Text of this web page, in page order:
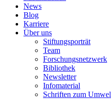
News
Blog
Karriere
Über uns
Stiftungsporträt
Team
Forschungsnetzwerk
Bibliothek
Newsletter
Infomaterial
Schriften zum